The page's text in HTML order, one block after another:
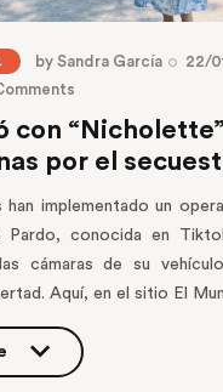
bySandra García
22/
con
por el
han implementado un
Pardo, conocida en
cámaras de su
Aquí, en el sitio El